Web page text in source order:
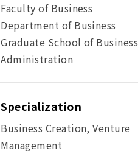
Faculty of Business
Department of Business
Graduate School of Business
Administration
Specialization
Business Creation, Venture
Management